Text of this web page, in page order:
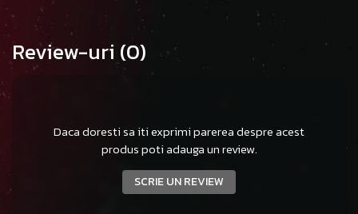
Review-uri (0)
Daca doresti sa iti exprimi parerea despre acest
produs poti adauga un review.
SCRIE UN REVIEW